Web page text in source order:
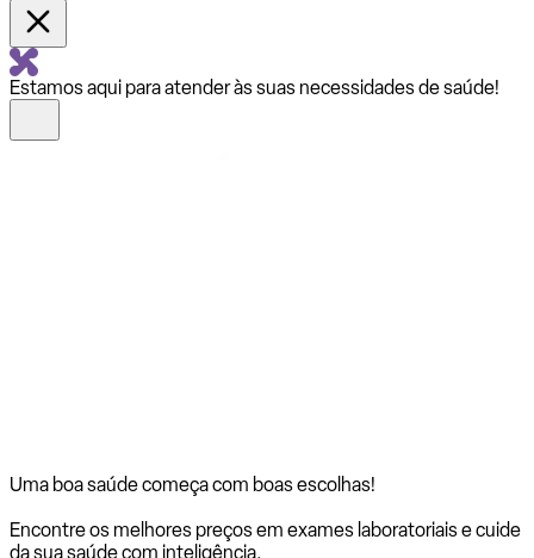
Estamos aqui para atender às suas necessidades de saúde!
Uma boa saúde começa com boas escolhas!
Encontre os melhores preços em exames laboratoriais e cuide
da sua saúde com inteligência.